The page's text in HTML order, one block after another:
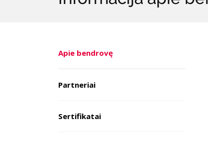
Apie bendrovę
Partneriai
Sertifikatai